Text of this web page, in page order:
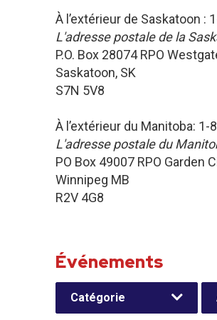
À l’extérieur de Saskatoon :
L'adresse postale de la
P.O. Box 28074 RPO
Saskatoon, SK
S7N 5V8
À l’extérieur du Manitoba:
L'adresse postale du
PO Box 49007 RPO Garden
Winnipeg MB
R2V 4G8
Événements
Catégorie